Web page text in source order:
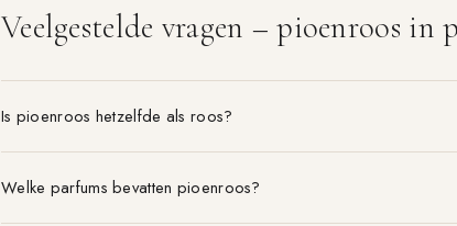
Veelgestelde vragen – pioenroos in
Is pioenroos hetzelfde als roos?
Welke parfums bevatten pioenroos?